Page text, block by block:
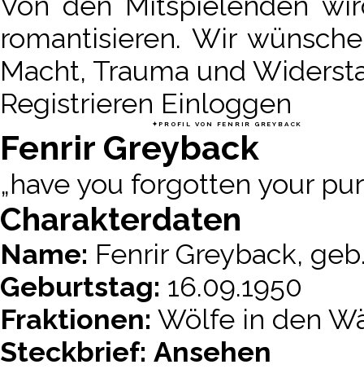
romantisieren. Wir
Macht, Trauma und
Registrieren Einloggen
✦︎PROFIL VON FENRIR GREYBACK
Fenrir Greyback
„have you forgotten your
Charakterdaten
Name: Fenrir Greyback,
Geburtstag: 16.09.1950
Fraktionen: Wölfe in den
Steckbrief: Ansehen